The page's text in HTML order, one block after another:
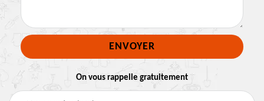
On vous rappelle gratuitement